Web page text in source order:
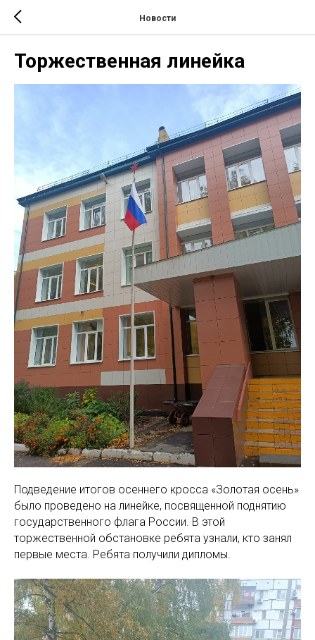
Новости
Торжественная линейка
Подведение итогов осеннего кросса «Золотая осень»
было проведено на линейке, посвященной поднятию
государственного флага России. В этой
торжественной обстановке ребята узнали, кто занял
первые места. Ребята получили дипломы.